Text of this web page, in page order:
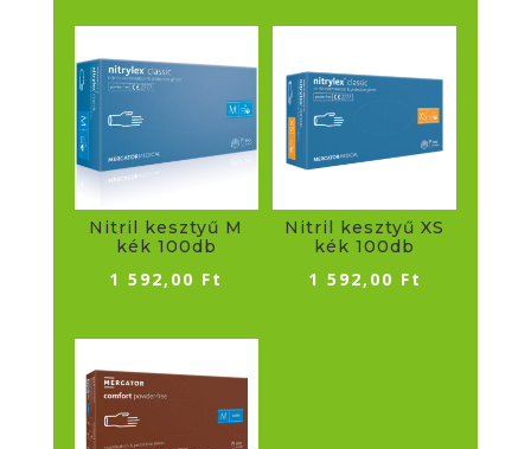
Nitril kesztyű M
kék 100db
1 592,00 Ft
Nitril kesztyű XS
kék 100db
1 592,00 Ft